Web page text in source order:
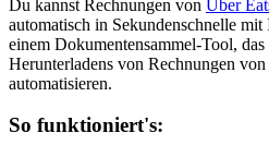
Du kannst Rechnungen von Uber
automatisch in Sekundenschnelle
einem Dokumentensammel-Tool,
Herunterladens von Rechnungen
automatisieren.
So funktioniert's: